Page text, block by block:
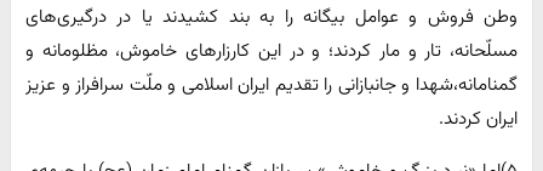
وطن فروش و عوامل بیگانه را به بند کشیدند یا در درگیری‌های
مسلّحانه، تار و مار کردند؛ و در این کارزارهای خاموش، مظلومانه و
گمنامانه،‌شهدا و جانبازانی را تقدیم ایران اسلامی و ملّت سرافراز و عزیز
ایران کردند.